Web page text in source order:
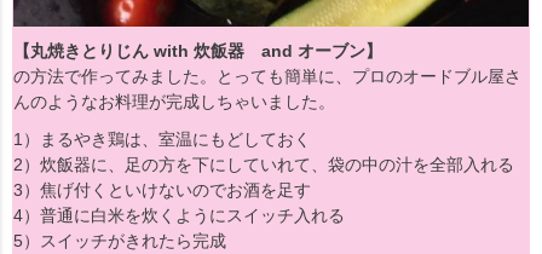
【丸焼きとりじん with 炊飯器 and オーブン】
の方法で作ってみました。とっても簡単に、プロのオードブル屋さ
んのようなお料理が完成しちゃいました。
1）まるやき鶏は、室温にもどしておく
2）炊飯器に、足の方を下にしていれて、袋の中の汁を全部入れる
3）焦げ付くといけないのでお酒を足す
4）普通に白米を炊くようにスイッチ入れる
5）スイッチがきれたら完成